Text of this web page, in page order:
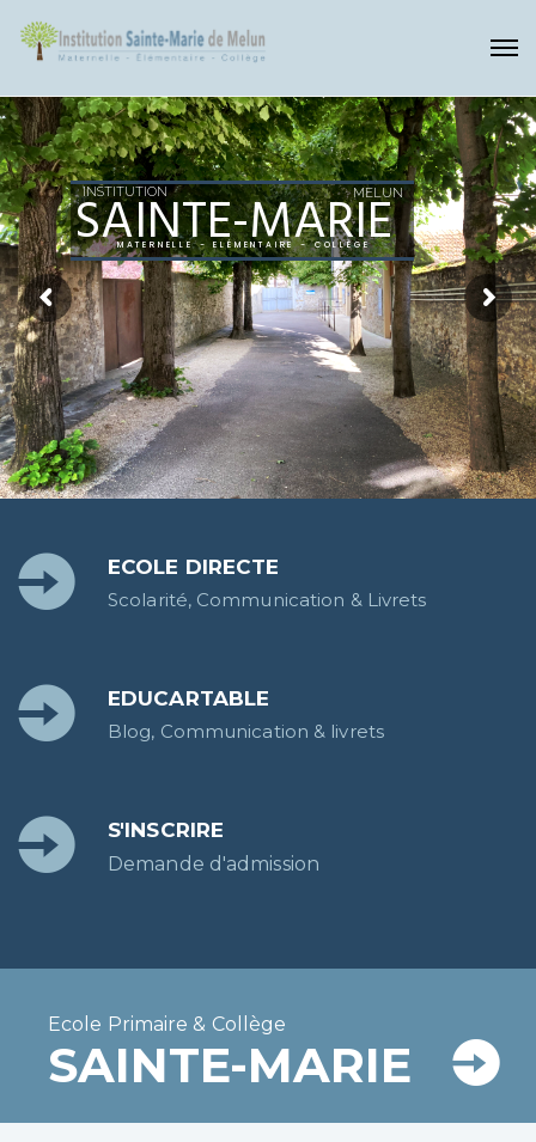
MELUN
SAINTE-MARIE
INSTITUTION
M ATER N ELLE - ELÉMENTAIRE - COLLÈGE
ECOLE DIRECTE
Scolarité, Communication & Livrets
EDUCARTABLE
Blog, Communication & livrets
S'INSCRIRE
Demande d'admission
Ecole Primaire & Collège
SAINTE-MARIE